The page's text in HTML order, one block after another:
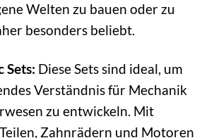
Welten zu bauen oder zu
besonders beliebt.
Sets: Diese Sets sind ideal, um
Verständnis für Mechanik
zu entwickeln. Mit
Zahnrädern und Motoren